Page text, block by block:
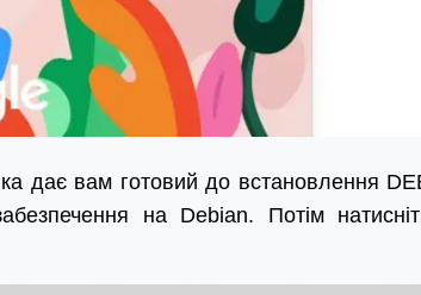
дає вам готовий до встановлення
на Debian. Потім